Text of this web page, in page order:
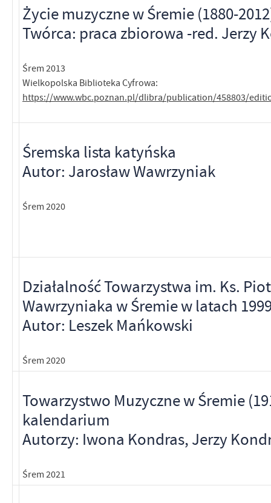
Życie muzyczne w Śremie (1880-
Twórca: praca zbiorowa -red. Jerzy
Śrem 2013
Wielkopolska Biblioteka Cyfrowa:
https://www.wbc.poznan.pl/dlibra/publication/458803/
Śremska lista katyńska
Autor: Jarosław Wawrzyniak
Śrem 2020
Działalność Towarzystwa im. Ks.
Wawrzyniaka w Śremie w latach
Autor: Leszek Mańkowski
Śrem 2020
Towarzystwo Muzyczne w Śremie
kalendarium
Autorzy: Iwona Kondras, Jerzy
Śrem 2021